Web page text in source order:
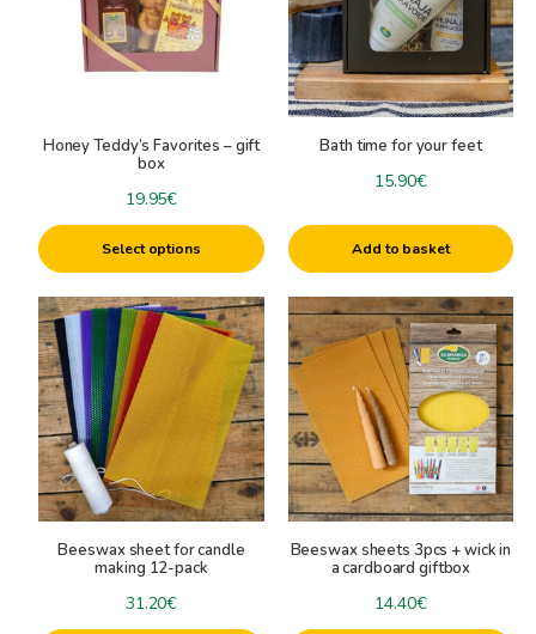
Honey Teddy’s Favorites – gift
box
19.95€
Select options
variants.
options
chosen
product
page
Bath time for your feet
15.90€
Add to basket
Beeswax sheet for candle
making 12-pack
31.20€
This
product
has
multiple
variants.
The
options
may
be
chosen
Beeswax sheets 3pcs + wick in
a cardboard giftbox
14.40€
This
product
has
multiple
variants.
The
options
may
be
chosen